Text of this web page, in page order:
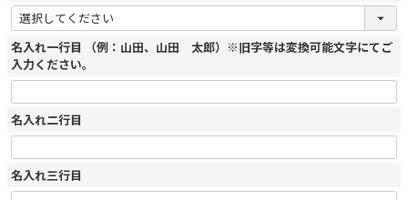
名入れ一行目 （例：山田、山田 太郎）※旧字等は変換可能文字にてご
入力ください。
名入れ二行目
名入れ三行目